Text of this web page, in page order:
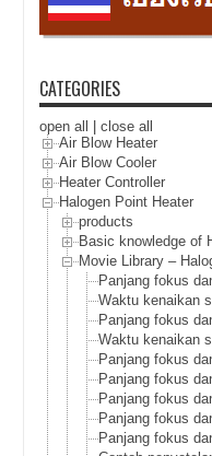
CATEGORIES
open all
close all
Air Blow Heater
Air Blow Cooler
Heater Controller
Halogen Point Heater
products
Basic knowledge of
Movie Library –
Panjang fokus
Waktu kenaikan
Panjang fokus
Waktu kenaikan
Panjang fokus
Panjang fokus
Panjang fokus
Panjang fokus
Panjang fokus